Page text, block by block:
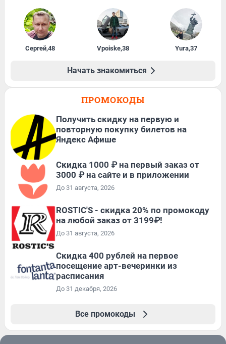
Сергей,48 Vpoiske,38 Yura,37
Начать знакомиться
ПРОМОКОДЫ
Получить скидку на первую и
повторную покупку билетов на
Яндекс Афише
Скидка 1000 ₽ на первый заказ от
3000 ₽ на сайте и в приложении
До 31 августа, 2026
ROSTIC'S - скидка 20% по промокоду
на любой заказ от 3199₽!
До 31 августа, 2026
Cкидка 400 рублей на первое
посещение арт-вечеринки из
расписания
До 31 декабря, 2026
Все промокоды